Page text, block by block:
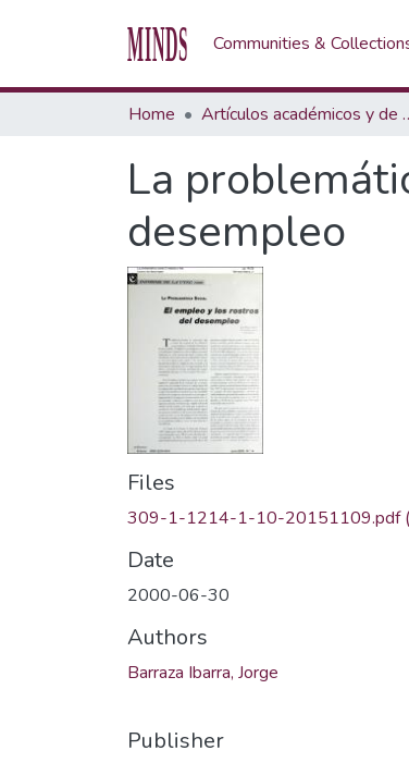
Communities &
Home Artículos
La
desempleo
Files
309-1-1214-1-10-20151109.pdf
Date
2000-06-30
Authors
Barraza Ibarra, Jorge
Publisher